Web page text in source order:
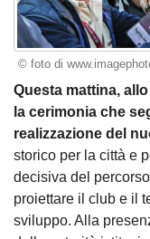
© foto di
Questa mattina,
la cerimonia che
realizzazione del
storico per la città e
decisiva del
proiettare il club e il
sviluppo. Alla